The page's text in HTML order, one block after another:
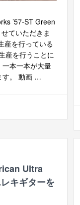
’57-ST Green
ていただきま
産を行っている
産を行うことに
一本一本が大量
す。 動画 …
Ultra
キギターを